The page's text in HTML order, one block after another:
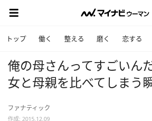
トップ 働く 整える 磨く 恋する
俺の母さんってすごいん
女と母親を比べてしまう
ファナティック
作成: 2015.12.09